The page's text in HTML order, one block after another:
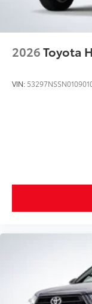
2026Toyota
VIN: